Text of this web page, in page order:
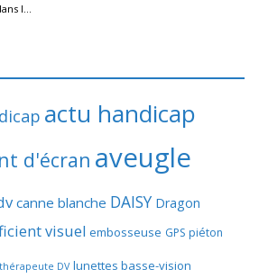
actu handicap
d'écran aveugle
canne blanche DAISY Dragon
visuel embosseuse GPS piéton
DV lunettes basse-vision